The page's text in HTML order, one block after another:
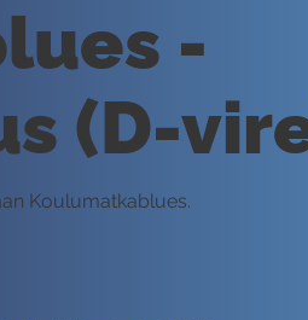
-
(D-
Koulumatkablues.